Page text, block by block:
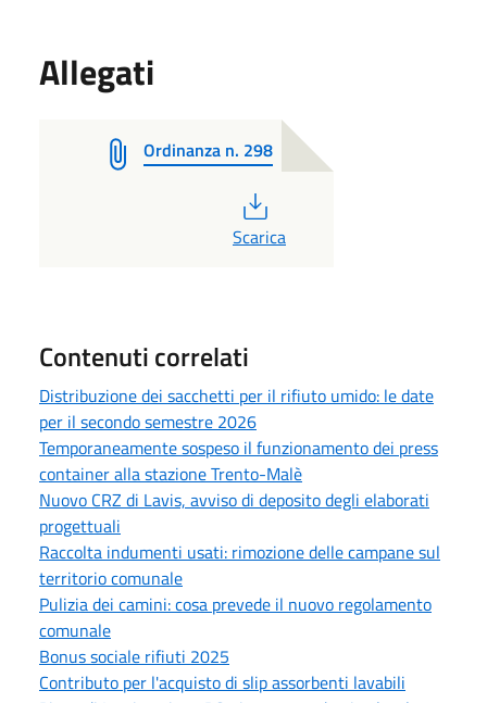
Allegati
Ordinanza n. 298
Scarica
Contenuti correlati
Distribuzione dei sacchetti per il rifiuto umido: le date
per il secondo semestre 2026
Temporaneamente sospeso il funzionamento dei press
container alla stazione Trento-Malè
Nuovo CRZ di Lavis, avviso di deposito degli elaborati
progettuali
Raccolta indumenti usati: rimozione delle campane sul
territorio comunale
Pulizia dei camini: cosa prevede il nuovo regolamento
comunale
Bonus sociale rifiuti 2025
Contributo per l'acquisto di slip assorbenti lavabili